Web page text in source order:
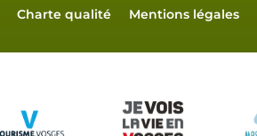
Charte qualité Mentions légales